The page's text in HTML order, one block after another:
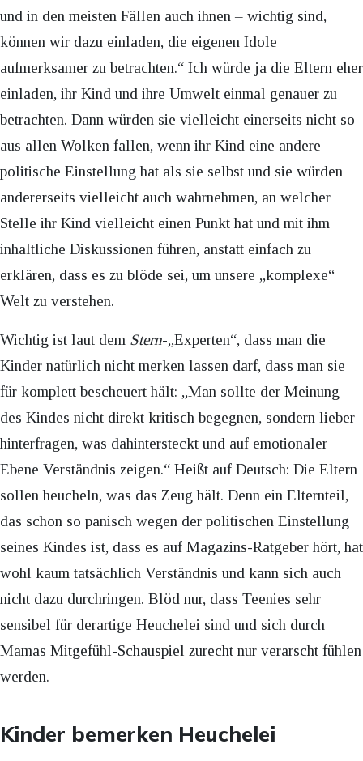
und in den meisten Fällen auch ihnen – wichtig sind,
können wir dazu einladen, die eigenen Idole
aufmerksamer zu betrachten.“ Ich würde ja die Eltern eher
einladen, ihr Kind und ihre Umwelt einmal genauer zu
betrachten. Dann würden sie vielleicht einerseits nicht so
aus allen Wolken fallen, wenn ihr Kind eine andere
politische Einstellung hat als sie selbst und sie würden
andererseits vielleicht auch wahrnehmen, an welcher
Stelle ihr Kind vielleicht einen Punkt hat und mit ihm
inhaltliche Diskussionen führen, anstatt einfach zu
erklären, dass es zu blöde sei, um unsere „komplexe“
Welt zu verstehen.
Wichtig ist laut dem Stern-„Experten“, dass man die
Kinder natürlich nicht merken lassen darf, dass man sie
für komplett bescheuert hält: „Man sollte der Meinung
des Kindes nicht direkt kritisch begegnen, sondern lieber
hinterfragen, was dahintersteckt und auf emotionaler
Ebene Verständnis zeigen.“ Heißt auf Deutsch: Die Eltern
sollen heucheln, was das Zeug hält. Denn ein Elternteil,
das schon so panisch wegen der politischen Einstellung
seines Kindes ist, dass es auf Magazins-Ratgeber hört, hat
wohl kaum tatsächlich Verständnis und kann sich auch
nicht dazu durchringen. Blöd nur, dass Teenies sehr
sensibel für derartige Heuchelei sind und sich durch
Mamas Mitgefühl-Schauspiel zurecht nur verarscht fühlen
werden.
Kinder bemerken Heuchelei